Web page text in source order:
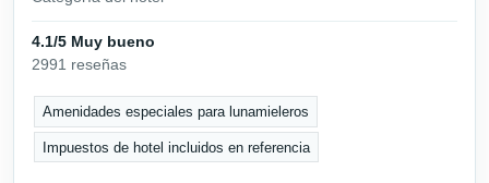
4.1/5 Muy bueno
2991 reseñas
Amenidades especiales para lunamieleros
Impuestos de hotel incluidos en referencia